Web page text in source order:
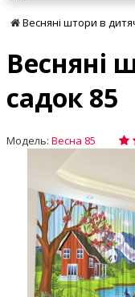
Весняні штори в
Весняні
садок 85
Модель: Весна 85